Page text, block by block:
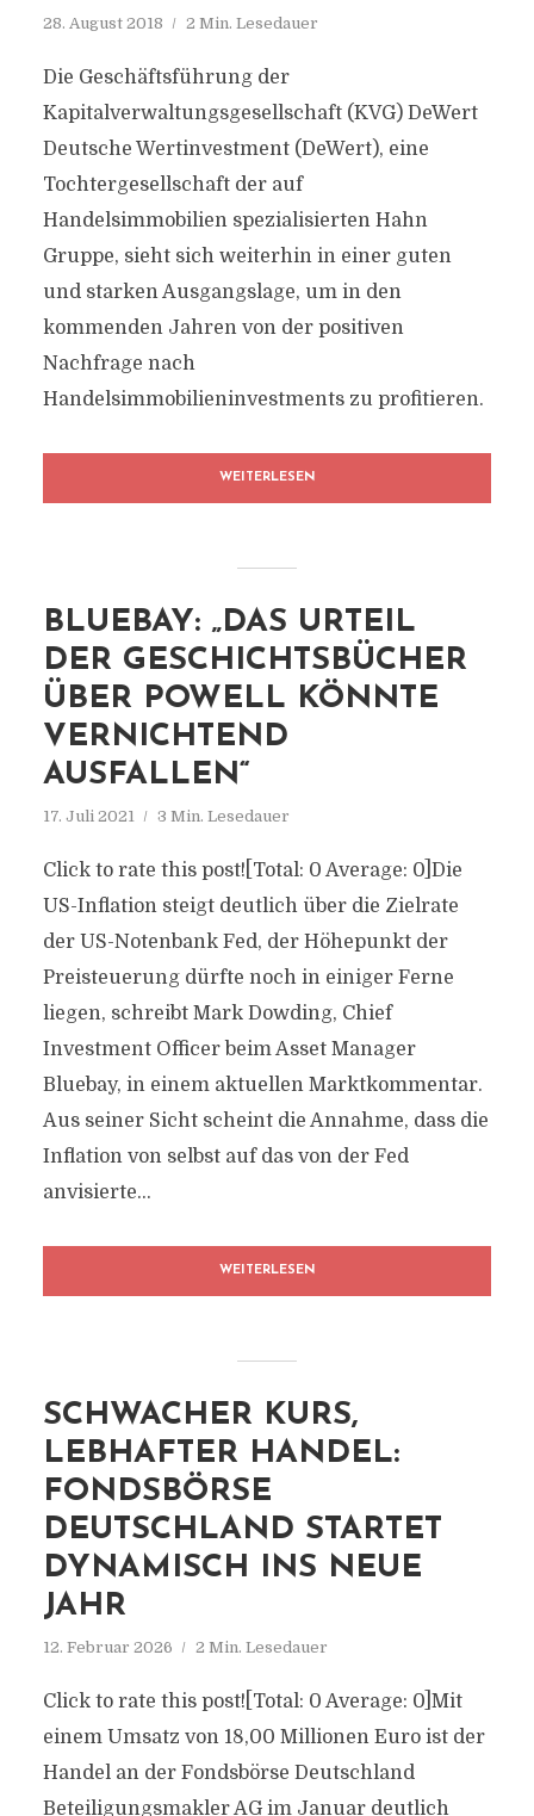
28. August 2018 2 Min. Lesedauer
Die Geschäftsführung der
Kapitalverwaltungsgesellschaft (KVG) DeWert
Deutsche Wertinvestment (DeWert), eine
Tochtergesellschaft der auf
Handelsimmobilien spezialisierten Hahn
Gruppe, sieht sich weiterhin in einer guten
und starken Ausgangslage, um in den
kommenden Jahren von der positiven
Nachfrage nach
Handelsimmobilieninvestments zu profitieren.
WEITERLESEN
BLUEBAY: „DAS URTEIL
DER GESCHICHTSBÜCHER
ÜBER POWELL KÖNNTE
VERNICHTEND
AUSFALLEN“
17. Juli 2021 3 Min. Lesedauer
Click to rate this post![Total: 0 Average: 0]Die
US-Inflation steigt deutlich über die Zielrate
der US-Notenbank Fed, der Höhepunkt der
Preisteuerung dürfte noch in einiger Ferne
liegen, schreibt Mark Dowding, Chief
Investment Officer beim Asset Manager
Bluebay, in einem aktuellen Marktkommentar.
Aus seiner Sicht scheint die Annahme, dass die
Inflation von selbst auf das von der Fed
anvisierte...
WEITERLESEN
SCHWACHER KURS,
LEBHAFTER HANDEL:
FONDSBÖRSE
DEUTSCHLAND STARTET
DYNAMISCH INS NEUE
JAHR
12. Februar 2026 2 Min. Lesedauer
Click to rate this post![Total: 0 Average: 0]Mit
einem Umsatz von 18,00 Millionen Euro ist der
Handel an der Fondsbörse Deutschland
Beteiligungsmakler AG im Januar deutlich